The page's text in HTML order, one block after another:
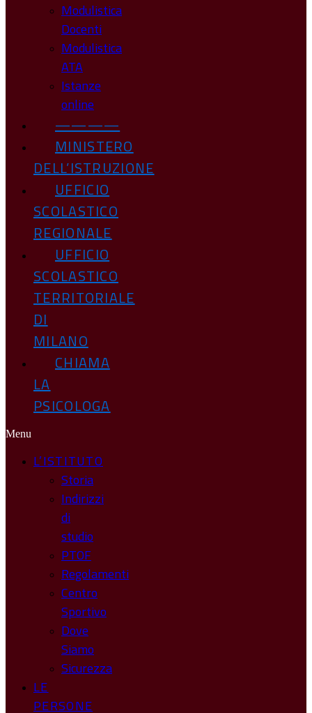
Modulistica
Docenti
Modulistica
ATA
Istanze
online
————
MINISTERO
DELL’ISTRUZIONE
UFFICIO
SCOLASTICO
REGIONALE
UFFICIO
SCOLASTICO
TERRITORIALE
DI
MILANO
CHIAMA
LA
PSICOLOGA
Menu
L’ISTITUTO
Storia
Indirizzi
di
studio
PTOF
Regolamenti
Centro
Sportivo
Dove
Siamo
Sicurezza
LE
PERSONE